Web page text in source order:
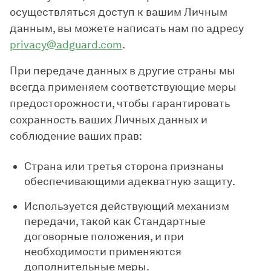
осуществляться доступ к вашим Личным
данным, вы можете написать нам по адресу
privacy@adguard.com.
При передаче данных в другие страны мы
всегда применяем соответствующие меры
предосторожности, чтобы гарантировать
сохранность ваших Личных данных и
соблюдение ваших прав:
Страна или третья сторона признаны
обеспечивающими адекватную защиту.
Используется действующий механизм
передачи, такой как Стандартные
договорные положения, и при
необходимости применяются
дополнительные меры.